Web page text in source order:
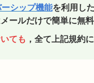
シップ機能を利用し
ールだけで簡単に無
ても ，全て上記規約